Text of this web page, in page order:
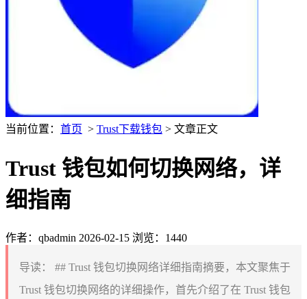
当前位置： 首页 > Trust下载钱包 > 文章正文
Trust 钱包如何切换网络，详
细指南
作者：qbadmin 2026-02-15 浏览：1440
导读：
## Trust 钱包切换网络详细指南摘要，本文聚焦于
Trust 钱包切换网络的详细操作，首先介绍了在 Trust 钱包